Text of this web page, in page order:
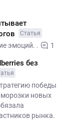
Статья
эмоций. . 1
без
победы
новых
рынка.